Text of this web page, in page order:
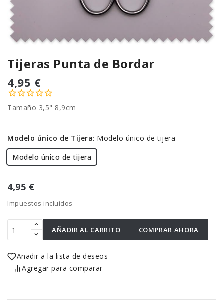
Tijeras Punta de Bordar
4,95 €
Tamaño 3,5" 8,9cm
Modelo único de Tijera: Modelo único de tijera
Modelo único de tijera
4,95 €
Impuestos incluidos
AÑADIR AL CARRITO COMPRAR AHORA
Añadir a la lista de deseos
Agregar para comparar